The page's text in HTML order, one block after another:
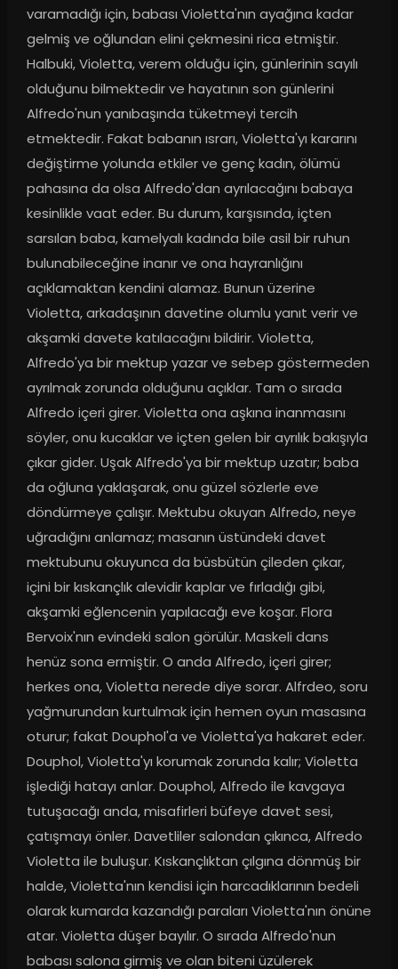
varamadığı için, babası Violetta'nın ayağına kadar
gelmiş ve oğlundan elini çekmesini rica etmiştir.
Halbuki, Violetta, verem olduğu için, günlerinin sayılı
olduğunu bilmektedir ve hayatının son günlerini
Alfredo'nun yanıbaşında tüketmeyi tercih
etmektedir. Fakat babanın ısrarı, Violetta'yı kararını
değiştirme yolunda etkiler ve genç kadın, ölümü
pahasına da olsa Alfredo'dan ayrılacağını babaya
kesinlikle vaat eder. Bu durum, karşısında, içten
sarsılan baba, kamelyalı kadında bile asil bir ruhun
bulunabileceğine inanır ve ona hayranlığını
açıklamaktan kendini alamaz. Bunun üzerine
Violetta, arkadaşının davetine olumlu yanıt verir ve
akşamki davete katılacağını bildirir. Violetta,
Alfredo'ya bir mektup yazar ve sebep göstermeden
ayrılmak zorunda olduğunu açıklar. Tam o sırada
Alfredo içeri girer. Violetta ona aşkına inanmasını
söyler, onu kucaklar ve içten gelen bir ayrılık bakışıyla
çıkar gider. Uşak Alfredo'ya bir mektup uzatır; baba
da oğluna yaklaşarak, onu güzel sözlerle eve
döndürmeye çalışır. Mektubu okuyan Alfredo, neye
uğradığını anlamaz; masanın üstündeki davet
mektubunu okuyunca da büsbütün çileden çıkar,
içini bir kıskançlık alevidir kaplar ve fırladığı gibi,
akşamki eğlencenin yapılacağı eve koşar. Flora
Bervoix'nın evindeki salon görülür. Maskeli dans
henüz sona ermiştir. O anda Alfredo, içeri girer;
herkes ona, Violetta nerede diye sorar. Alfrdeo, soru
yağmurundan kurtulmak için hemen oyun masasına
oturur; fakat Douphol'a ve Violetta'ya hakaret eder.
Douphol, Violetta'yı korumak zorunda kalır; Violetta
işlediği hatayı anlar. Douphol, Alfredo ile kavgaya
tutuşacağı anda, misafirleri büfeye davet sesi,
çatışmayı önler. Davetliler salondan çıkınca, Alfredo
Violetta ile buluşur. Kıskançlıktan çılgına dönmüş bir
halde, Violetta'nın kendisi için harcadıklarının bedeli
olarak kumarda kazandığı paraları Violetta'nın önüne
atar. Violetta düşer bayılır. O sırada Alfredo'nun
babası salona girmiş ve olan biteni üzülerek